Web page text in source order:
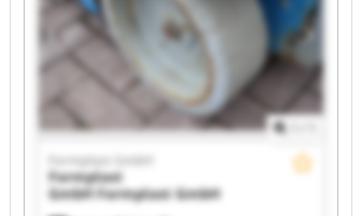
Formplast GmbH
Formplast
GmbH Formplast GmbH